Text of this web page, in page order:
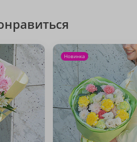
Новинка